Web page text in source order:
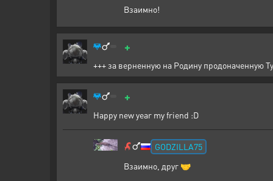
Взаимно!
+
+++ за верненную на Родину продоначенную
+
Happy new year my friend :D
GODZILLA75
Взаимно, друг 🤝